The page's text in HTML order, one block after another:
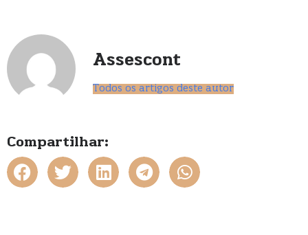
Assescont
Todos os artigos deste autor
Compartilhar: